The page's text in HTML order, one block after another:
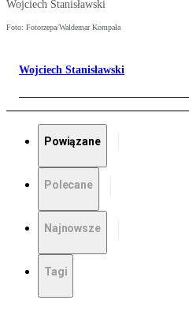
Wojciech Stanisławski
Foto: Fotorzepa/Waldemar Kompała
Wojciech Stanisławski
Powiązane
Polecane
Najnowsze
Tagi